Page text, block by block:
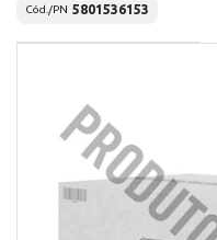
Cód./PN 5801536153